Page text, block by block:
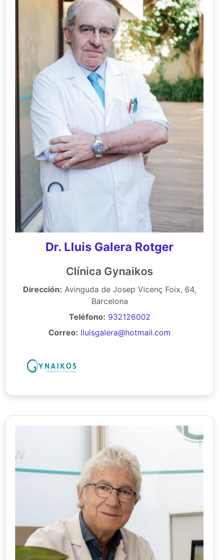
Dr. Lluis Galera Rotger
Clínica Gynaikos
Dirección: Avinguda de Josep Vicenç Foix, 64,
Barcelona
Teléfono: 932126002
Correo: lluisgalera@hotmail.com